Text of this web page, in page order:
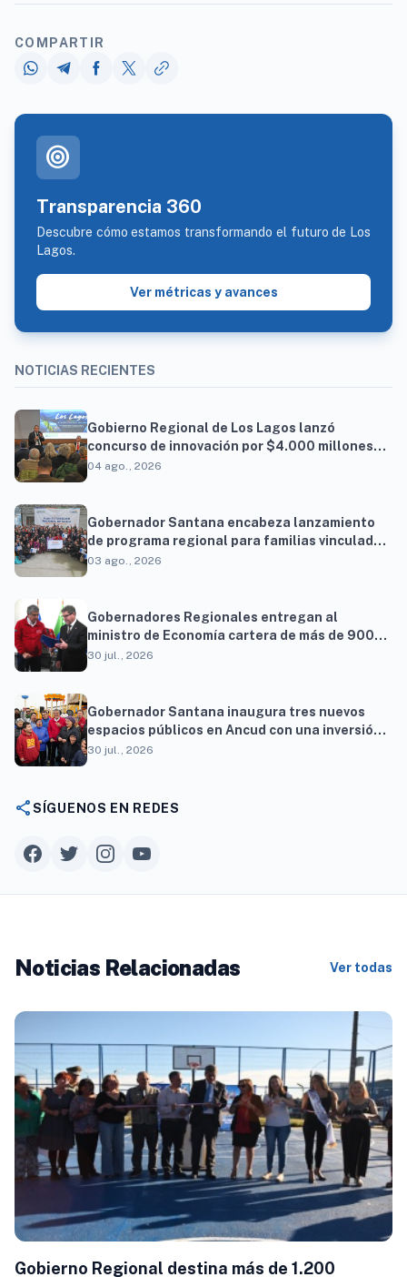
COMPARTIR
target
Transparencia 360
Descubre cómo estamos transformando el futuro de Los
Lagos.
Ver métricas y avances
NOTICIAS RECIENTES
Gobierno Regional de Los Lagos lanzó
concurso de innovación por $4.000 millones
para resolver brechas productivas del
04 ago., 2026
Gobernador Santana encabeza lanzamiento
de programa regional para familias vinculadas
al autismo
03 ago., 2026
Gobernadores Regionales entregan al
ministro de Economía cartera de más de 900
proyectos que proyectan generar cerca de 27
30 jul., 2026
Gobernador Santana inaugura tres nuevos
espacios públicos en Ancud con una inversión
superior a $294 millones
30 jul., 2026
shareSÍGUENOS EN REDES
Noticias Relacionadas Ver todas
Gobierno Regional destina más de 1.200